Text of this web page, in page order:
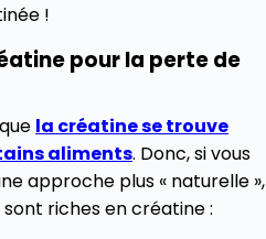
!
pour la perte de
la créatine se trouve
aliments. Donc, si vous
approche plus « naturelle »,
riches en créatine :